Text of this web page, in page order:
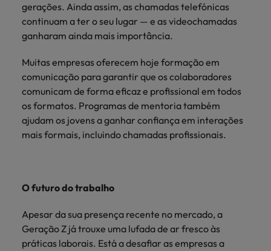
gerações. Ainda assim, as chamadas telefónicas
continuam a ter o seu lugar — e as videochamadas
ganharam ainda mais importância.
Muitas empresas oferecem hoje formação em
comunicação para garantir que os colaboradores
comunicam de forma eficaz e profissional em todos
os formatos. Programas de mentoria também
ajudam os jovens a ganhar confiança em interações
mais formais, incluindo chamadas profissionais.
O futuro do trabalho
Apesar da sua presença recente no mercado, a
Geração Z já trouxe uma lufada de ar fresco às
práticas laborais. Está a desafiar as empresas a